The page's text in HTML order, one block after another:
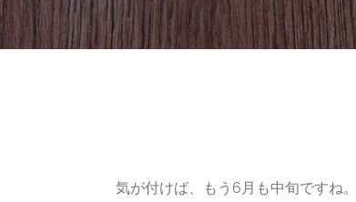
気が付けば、もう6月も中旬ですね